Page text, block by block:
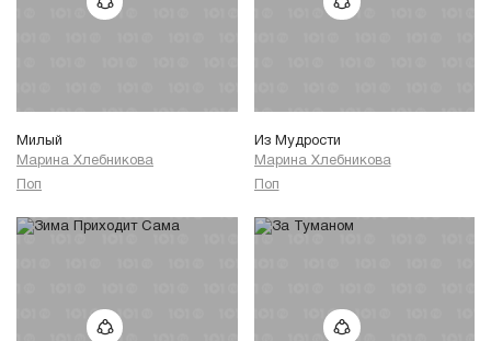
Милый
Марина Хлебникова
Поп
Из Мудрости
Марина Хлебникова
Поп